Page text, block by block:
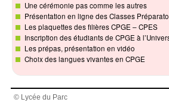
Une cérémonie pas comme les autres
Présentation en ligne des Classes
Les plaquettes des filières CPGE – CPES
Inscription des étudiants de CPGE à
Les prépas, présentation en vidéo
Choix des langues vivantes en CPGE
© Lycée du Parc